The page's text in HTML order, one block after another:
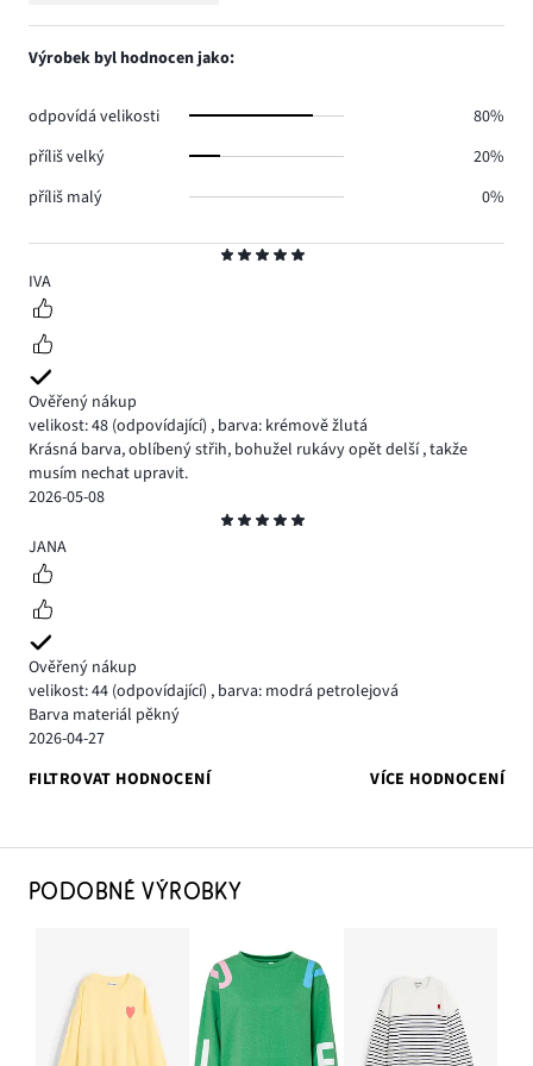
5
IVA
Ověřený nákup
velikost: 48 (odpovídající) , barva: krémově žlutá
Krásná barva, oblíbený střih, bohužel rukávy opět delší , takže
musím nechat upravit.
2026-05-08
5
JANA
Ověřený nákup
velikost: 44 (odpovídající) , barva: modrá petrolejová
Barva materiál pěkný
2026-04-27
FILTROVAT HODNOCENÍ
VÍCE HODNOCENÍ
1,
Výrobek byl hodnocen jako:
odpovídá velikosti
80%
příliš velký
20%
příliš malý
0%
PODOBNÉ VÝROBKY